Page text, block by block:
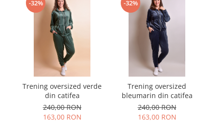
-32%
Trening oversized verde
din catifea
240,00 RON
163,00 RON
-32%
Trening oversized
bleumarin din catifea
240,00 RON
163,00 RON